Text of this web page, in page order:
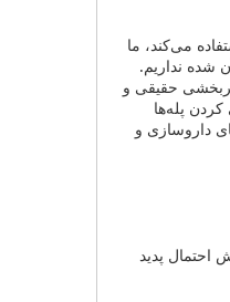
می‌کند، ما
شده نداریم.
اثربخشی حقیقی و
پله‌ها
داروسازی و
پدید